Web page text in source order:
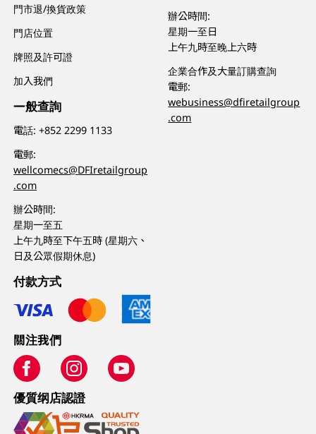
門市退/換貨政策
門店位置
牌照及許可證
加入我們
一般查詢
電話:+852 2299 1133
電郵:
wellcomecs@DFIretailgroup
.com
辦公時間:
星期一至五
上午九時至下午五時 (星期六、
日及公眾假期休息)
辦公時間:
星期一至日
上午九時至晚上六時
企業合作及大量訂購查詢
電郵:
webusiness@dfiretailgroup
.com
付款方式
關注我們
優質纲店認證